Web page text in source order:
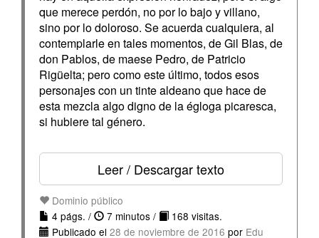
que merece perdón, no por lo bajo y villano,
sino por lo doloroso. Se acuerda cualquiera, al
contemplarle en tales momentos, de Gil Blas, de
don Pablos, de maese Pedro, de Patricio
Rigüelta; pero como este último, todos esos
personajes con un tinte aldeano que hace de
esta mezcla algo digno de la égloga picaresca,
si hubiere tal género.
Leer / Descargar texto
Dominio público
4 págs. /
7 minutos /
168 visitas.
Publicado el 28 de noviembre de 2016 por Edu